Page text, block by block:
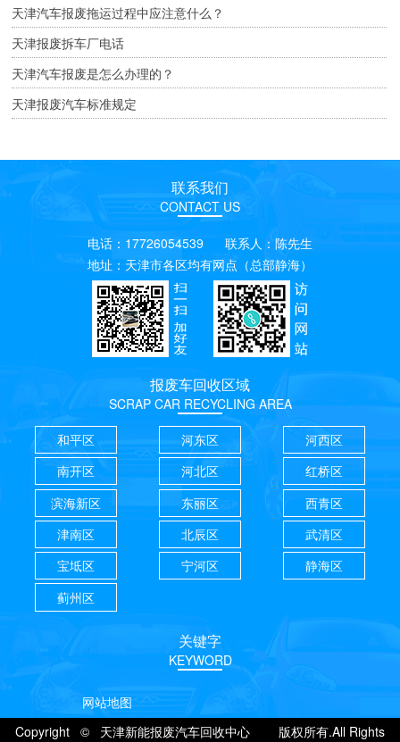
天津汽车报废拖运过程中应注意什么？
天津报废拆车厂电话
天津汽车报废是怎么办理的？
天津报废汽车标准规定
联系我们
CONTACT US
电话：17726054539 联系人：陈先生
地址：天津市各区均有网点（总部静海）
报废车回收区域
SCRAP CAR RECYCLING AREA
和平区
河东区
河西区
南开区
河北区
红桥区
滨海新区
东丽区
西青区
津南区
北辰区
武清区
宝坻区
宁河区
静海区
蓟州区
关键字
KEYWORD
网站地图
Copyright © 天津新能报废汽车回收中心 版权所有.All Rights